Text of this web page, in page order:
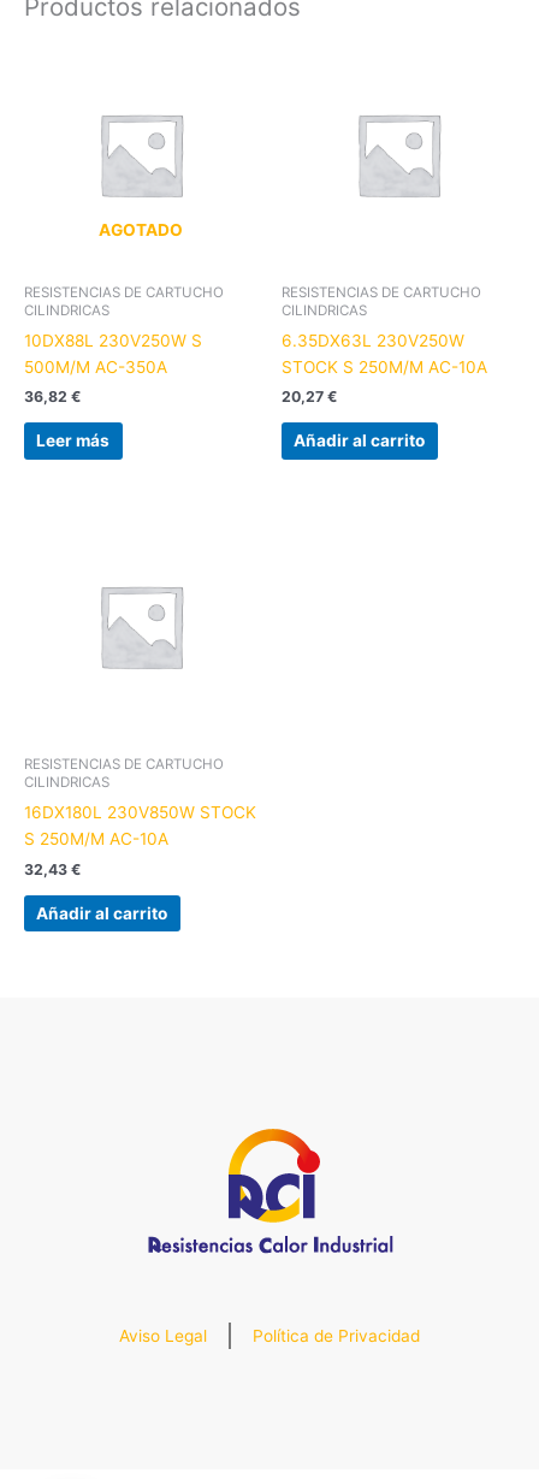
Productos relacionados
AGOTADO
RESISTENCIAS DE CARTUCHO
CILINDRICAS
10DX88L 230V250W S
500M/M AC-350A
36,82 €
Leer más
RESISTENCIAS DE CARTUCHO
CILINDRICAS
6.35DX63L 230V250W
STOCK S 250M/M AC-10A
20,27 €
Añadir al carrito
RESISTENCIAS DE CARTUCHO
CILINDRICAS
16DX180L 230V850W STOCK
S 250M/M AC-10A
32,43 €
Añadir al carrito
Aviso Legal Política de Privacidad